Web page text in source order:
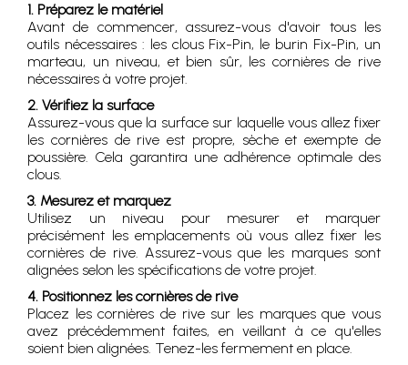
1. Préparez le matériel
Avant de commencer, assurez-vous d'avoir tous les
outils nécessaires : les clous Fix-Pin, le burin Fix-Pin, un
marteau, un niveau, et bien sûr, les cornières de rive
nécessaires à votre projet.
2. Vérifiez la surface
Assurez-vous que la surface sur laquelle vous allez fixer
les cornières de rive est propre, sèche et exempte de
poussière. Cela garantira une adhérence optimale des
clous.
3. Mesurez et marquez
Utilisez un niveau pour mesurer et marquer
précisément les emplacements où vous allez fixer les
cornières de rive. Assurez-vous que les marques sont
alignées selon les spécifications de votre projet.
4. Positionnez les cornières de rive
Placez les cornières de rive sur les marques que vous
avez précédemment faites, en veillant à ce qu'elles
soient bien alignées. Tenez-les fermement en place.